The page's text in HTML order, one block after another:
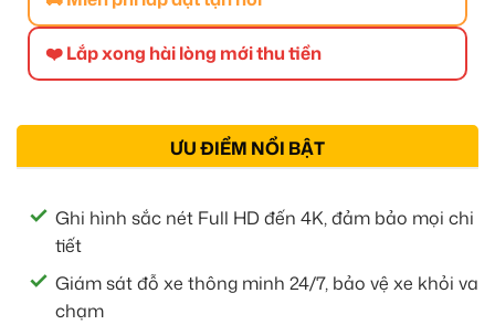
❤️ Lắp xong hài lòng mới thu tiền
ƯU ĐIỂM NỔI BẬT
Ghi hình sắc nét Full HD đến 4K, đảm bảo mọi chi
tiết
Giám sát đỗ xe thông minh 24/7, bảo vệ xe khỏi va
chạm